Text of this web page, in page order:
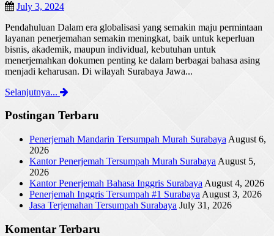
July 3, 2024
Pendahuluan Dalam era globalisasi yang semakin maju permintaan
layanan penerjemahan semakin meningkat, baik untuk keperluan
bisnis, akademik, maupun individual, kebutuhan untuk
menerjemahkan dokumen penting ke dalam berbagai bahasa asing
menjadi keharusan. Di wilayah Surabaya Jawa...
Selanjutnya...
Postingan Terbaru
Penerjemah Mandarin Tersumpah Murah Surabaya August 6,
2026
Kantor Penerjemah Tersumpah Murah Surabaya August 5,
2026
Kantor Penerjemah Bahasa Inggris Surabaya August 4, 2026
Penerjemah Inggris Tersumpah #1 Surabaya August 3, 2026
Jasa Terjemahan Tersumpah Surabaya July 31, 2026
Komentar Terbaru